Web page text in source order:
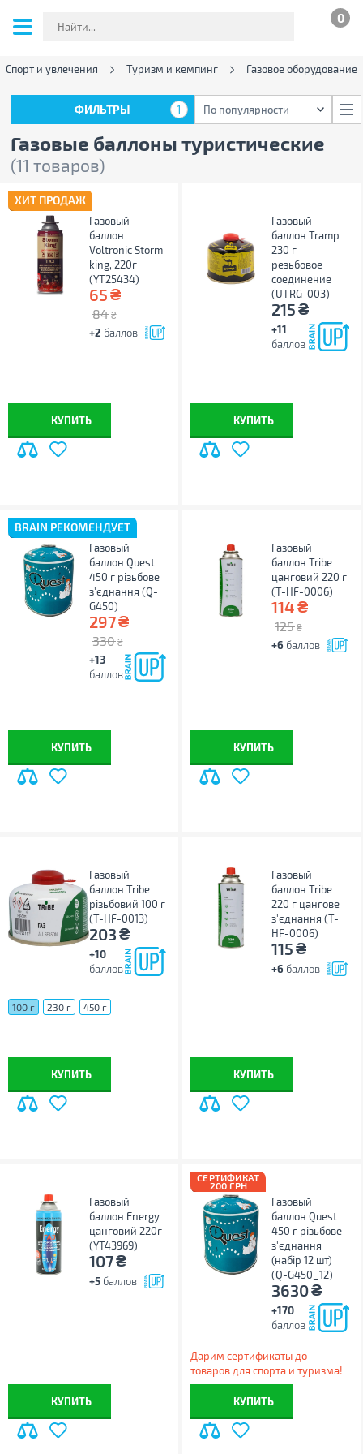
0
Спорт и увлечения Туризм и кемпинг Газовое оборудование
Газовые баллоны туристические
(11 товаров)
ФИЛЬТРЫ 1 По популярности
ХИТ ПРОДАЖ
Газовый
баллон
Voltronic Storm
king, 220г
(YT25434)
65₴
84 ₴
+2 баллов
КУПИТЬ
Газовый
баллон Tramp
230 г
резьбовое
соединение
(UTRG-003)
215₴
+11
баллов
КУПИТЬ
BRAIN РЕКОМЕНДУЕТ
Газовый
баллон Quest
450 г різьбове
з'єднання (Q-
G450)
297₴
330 ₴
+13
баллов
КУПИТЬ
Газовый
баллон Tribe
цанговий 220 г
(T-HF-0006)
114₴
125 ₴
+6 баллов
КУПИТЬ
Газовый
баллон Tribe
різьбовий 100 г
(T-HF-0013)
203₴
+10
баллов
100 г 230 г 450 г
КУПИТЬ
Газовый
баллон Tribe
220 г цангове
з'єднання (T-
HF-0006)
115₴
+6 баллов
КУПИТЬ
Газовый
баллон Energy
цанговий 220г
(YT43969)
107₴
+5 баллов
КУПИТЬ
СЕРТИФИКАТ
200 ГРН
Газовый
баллон Quest
450 г різьбове
з'єднання
(набір 12 шт)
(Q-G450_12)
3630₴
+170
баллов
Дарим сертификаты до
товаров для спорта и туризма!
КУПИТЬ
ФИЛЬТРЫ 1 По популярности